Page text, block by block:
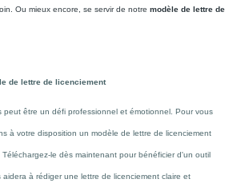
Ou mieux encore, se servir de notre modèle de lettre de
de lettre de licenciement
peut être un défi professionnel et émotionnel. Pour vous
à votre disposition un modèle de lettre de licenciement
le dès maintenant pour bénéficier d'un outil
à rédiger une lettre de licenciement claire et